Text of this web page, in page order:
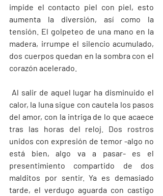
impide el contacto piel con piel, esto
aumenta la diversión, así como la
tensión. El golpeteo de una mano en la
madera, irrumpe el silencio acumulado,
dos cuerpos quedan en la sombra con el
corazón acelerado.
calor, la luna sigue con cautela los pasos
del amor, con la intriga de lo que acaece
tras las horas del reloj. Dos rostros
unidos con expresión de temor -algo no
está bien, algo va a pasar- es el
presentimiento compartido de dos
malditos por sentir. Ya es demasiado
tarde, el verdugo aguarda con castigo